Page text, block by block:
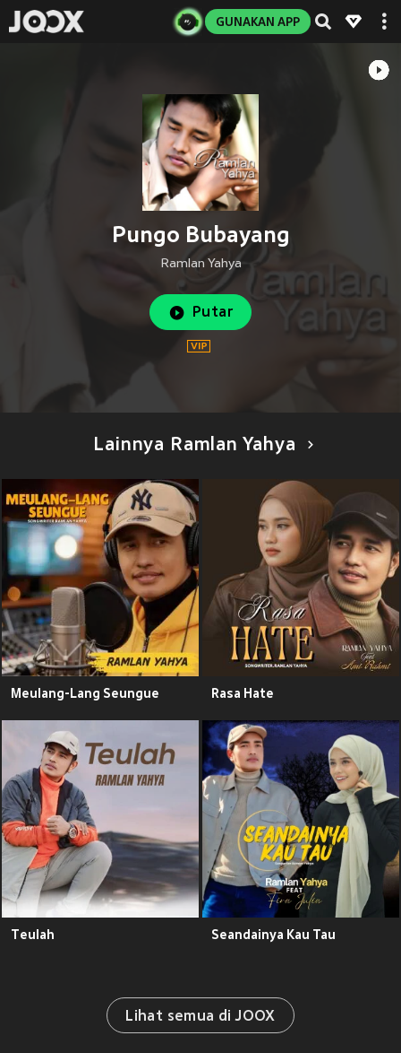
GUNAKAN APP
Pungo Bubayang
Ramlan Yahya
Putar
Lainnya Ramlan Yahya
Meulang-Lang Seungue Rasa Hate
Teulah Seandainya Kau Tau
Lihat semua di JOOX